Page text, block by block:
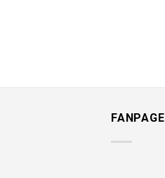
FANPAGE